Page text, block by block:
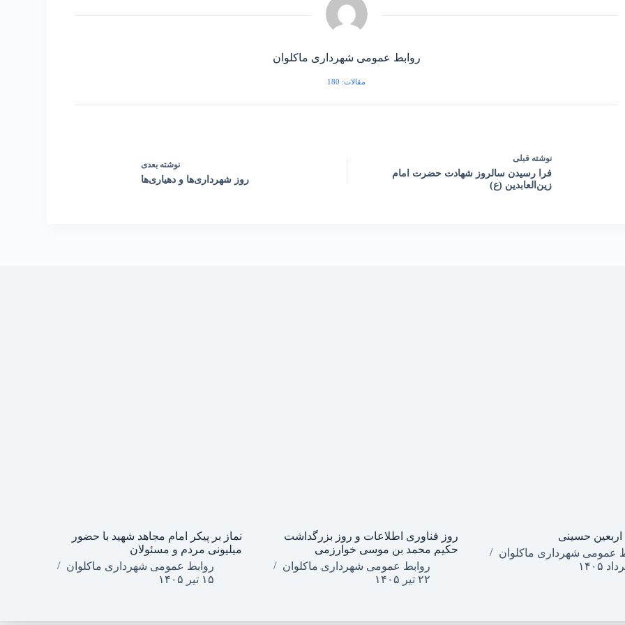
روابط عمومی شهرداری ماکلوان
مقالات: 180
نوشته قبلی
فرا رسیدن سالروز شهادت حضرت امام
زین‌العابدین (ع)
نوشته بعدی
روز شهرداری‌ها و دهیاری‌ها
حسینی
عمومی شهرداری ماکلوان
روز فناوری اطلاعات و روز بزرگداشت
حکیم محمد بن موسی خوارزمی
روابط عمومی شهرداری ماکلوان
۲۲ تیر ۱۴۰۵
نماز بر پیکر امام مجاهد شهید با حضور
میلیونی مردم و مسئولان
روابط عمومی شهرداری ماکلوان
۱۵ تیر ۱۴۰۵